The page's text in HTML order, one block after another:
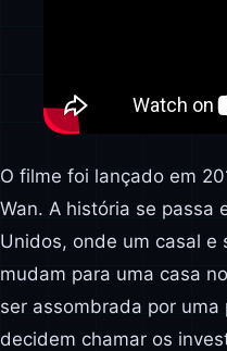
O filme foi lançado em
Wan. A história se passa
Unidos, onde um casal e
mudam para uma casa
ser assombrada por
decidem chamar os